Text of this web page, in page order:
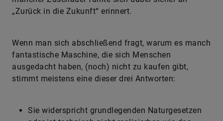
„Zurück in die Zukunft“ erinnert.
Wenn man sich abschließend fragt, warum es manch
fantastische Maschine, die sich Menschen
ausgedacht haben, (noch) nicht zu kaufen gibt,
stimmt meistens eine dieser drei Antworten:
​Sie widerspricht grundlegenden Naturgesetzen